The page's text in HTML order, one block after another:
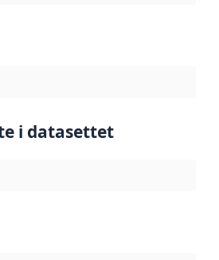
i datasettet